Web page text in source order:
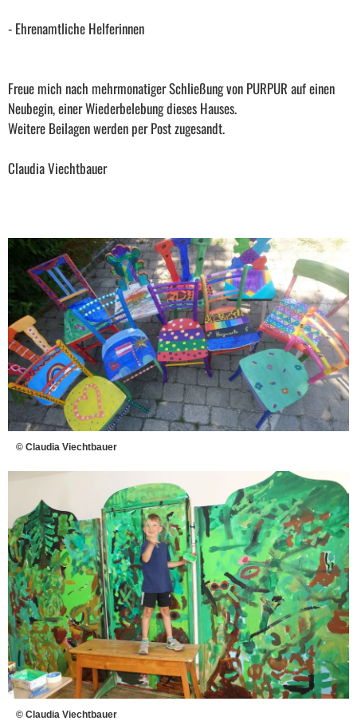
- Ehrenamtliche Helferinnen
Freue mich nach mehrmonatiger Schließung von PURPUR auf einen
Neubegin, einer Wiederbelebung dieses Hauses.
Weitere Beilagen werden per Post zugesandt.
Claudia Viechtbauer
© Claudia Viechtbauer
© Claudia Viechtbauer